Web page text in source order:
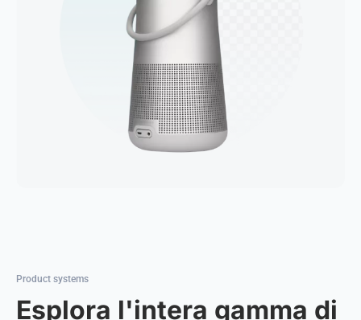
Product systems
Esplora l'intera gamma di